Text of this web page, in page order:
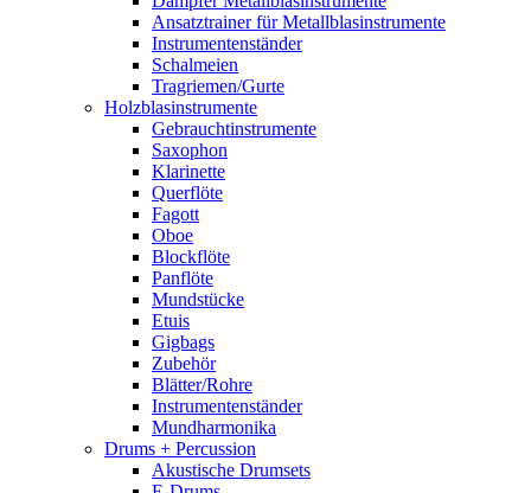
Ansatztrainer für Metallblasinstrumente
Instrumentenständer
Schalmeien
Tragriemen/Gurte
Holzblasinstrumente
Gebrauchtinstrumente
Saxophon
Klarinette
Querflöte
Fagott
Oboe
Blockflöte
Panflöte
Mundstücke
Etuis
Gigbags
Zubehör
Blätter/Rohre
Instrumentenständer
Mundharmonika
Drums + Percussion
Akustische Drumsets